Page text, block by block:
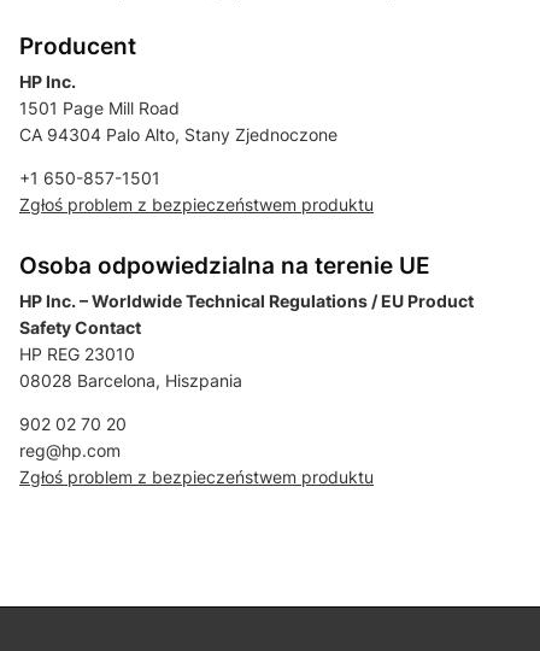
Producent
HP Inc.
1501 Page Mill Road
CA 94304 Palo Alto, Stany Zjednoczone
+1 650-857-1501
Zgłoś problem z bezpieczeństwem produktu
Osoba odpowiedzialna na terenie UE
HP Inc. – Worldwide Technical Regulations / EU Product
Safety Contact
HP REG 23010
08028 Barcelona, Hiszpania
902 02 70 20
reg@hp.com
Zgłoś problem z bezpieczeństwem produktu